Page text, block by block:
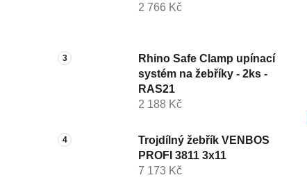
2 766 Kč
Rhino Safe Clamp upínací
systém na žebříky - 2ks -
RAS21
2 188 Kč
Trojdílný žebřík VENBOS
PROFI 3811 3x11
7 173 Kč